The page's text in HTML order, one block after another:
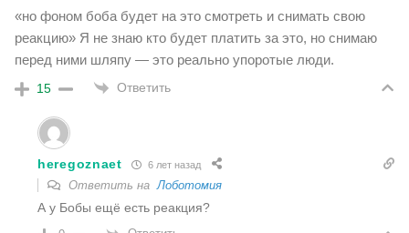
«но фоном боба будет на это смотреть и снимать свою
реакцию» Я не знаю кто будет платить за это, но снимаю
перед ними шляпу — это реально упоротые люди.
15 Ответить
heregoznaet 6 лет назад
Ответить наЛоботомия
А у Бобы ещё есть реакция?